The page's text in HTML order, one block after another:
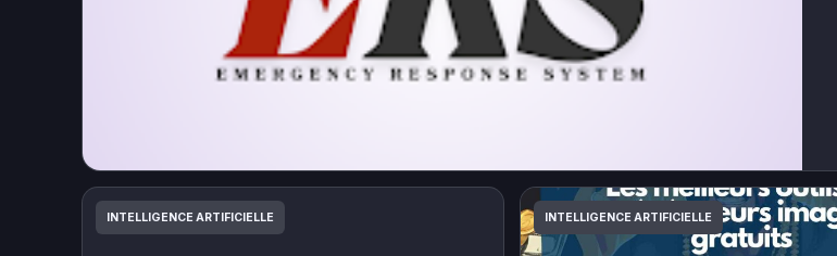
INTELLIGENCE ARTIFICIELLE INTELLIGENCE ARTIFICIELLE